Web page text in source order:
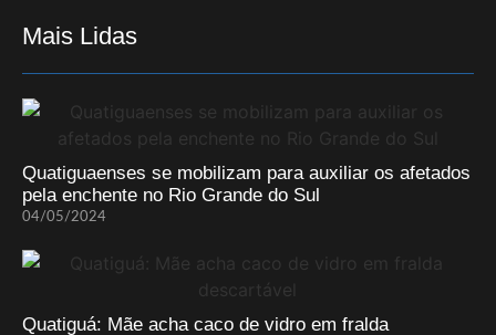
Mais Lidas
Quatiguaenses se mobilizam para auxiliar os afetados
pela enchente no Rio Grande do Sul
04/05/2024
Quatiguá: Mãe acha caco de vidro em fralda